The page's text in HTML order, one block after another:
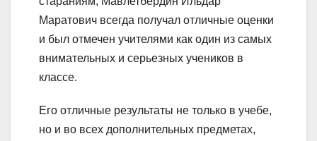
Маратович всегда получал отличные оценки
и был отмечен учителями как один из самых
внимательных и серьезных учеников в
классе.
Его отличные результаты не только в учебе,
но и во всех дополнительных предметах,